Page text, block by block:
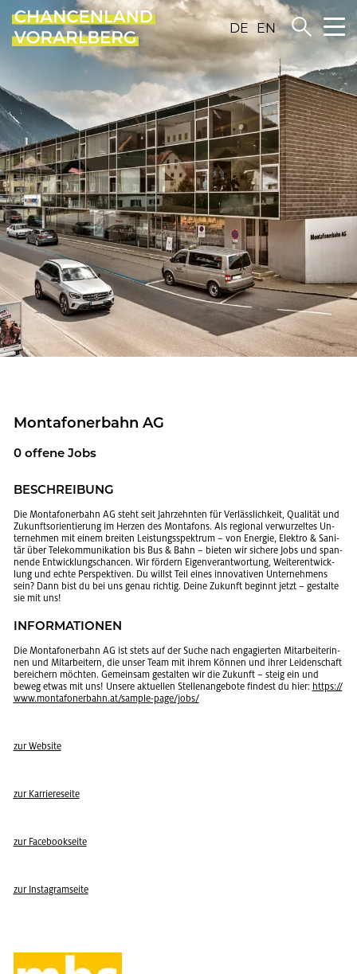
DE EN
Mon­ta­fo­ner­bahn AG
0 of­fe­ne Jobs
BE­SCHREI­BUNG
Die Mon­ta­fo­ner­bahn AG steht seit Jahr­zehn­ten für Ver­läss­lich­keit, Qua­li­tät und
Zu­kunfts­ori­en­tie­rung im Her­zen des Mon­ta­fons. Als re­gio­nal ver­wur­zel­tes Un­
ter­neh­men mit einem brei­ten Leis­tungs­spek­trum – von En­er­gie, Elek­tro & Sa­ni­
tär über Te­le­kom­mu­ni­ka­ti­on bis Bus & Bahn – bie­ten wir si­che­re Jobs und span­
nen­de Ent­wick­lungs­chan­cen. Wir för­dern Ei­gen­ver­ant­wor­tung, Wei­ter­ent­wick­
lung und echte Per­spek­ti­ven. Du willst Teil eines in­no­va­ti­ven Un­ter­neh­mens
sein? Dann bist du bei uns genau rich­tig. Deine Zu­kunft be­ginnt jetzt – ge­stal­te
sie mit uns!
IN­FOR­MA­TIO­NEN
Die Mon­ta­fo­ner­bahn AG ist stets auf der Suche nach en­ga­gier­ten Mit­ar­bei­te­rin­
nen und Mit­ar­bei­tern, die unser Team mit ihrem Kön­nen und ihrer Lei­den­schaft
be­rei­chern möch­ten. Ge­mein­sam ge­stal­ten wir die Zu­kunft – steig ein und
beweg etwas mit uns! Un­se­re ak­tu­el­len Stel­len­an­ge­bo­te fin­dest du hier: https://​
www.​mon​tafo​nerb​ahn.​at/​sample-​page/​jobs/
zur Web­site
zur Kar­rie­re­sei­te
zur Face­book­sei­te
zur In­sta­gram­sei­te